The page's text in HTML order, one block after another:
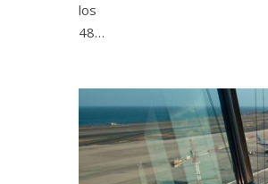
los
48…